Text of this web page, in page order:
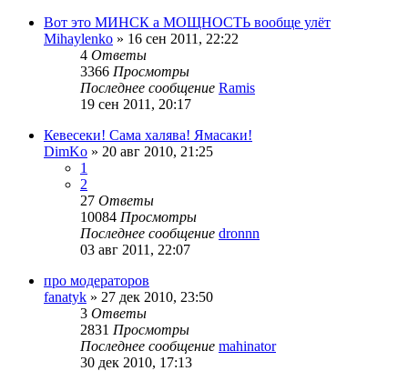
Вот это МИНСК а МОЩНОСТЬ вообще улёт
Mihaylenko » 16 сен 2011, 22:22
4 Ответы
3366 Просмотры
Последнее сообщение Ramis
19 сен 2011, 20:17
Кевесеки! Сама халява! Ямасаки!
DimKo » 20 авг 2010, 21:25
1
2
27 Ответы
10084 Просмотры
Последнее сообщение dronnn
03 авг 2011, 22:07
про модeрaторов
fanatyk » 27 дек 2010, 23:50
3 Ответы
2831 Просмотры
Последнее сообщение mahinator
30 дек 2010, 17:13